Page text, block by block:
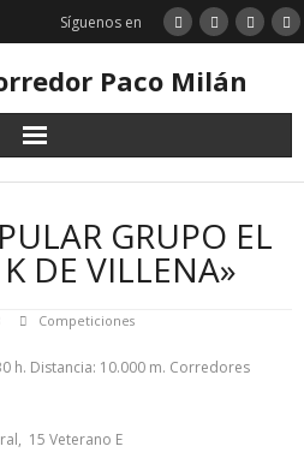
Síguenos en
Paco Milán
GRUPO EL
DE VILLENA»
Competiciones
h. Distancia: 10.000 m. Corredores
15 Veterano E